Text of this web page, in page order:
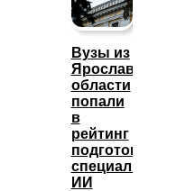
Вузы из
Ярославской
области
попали
в
рейтинг
подготовки
специалистов
ИИ